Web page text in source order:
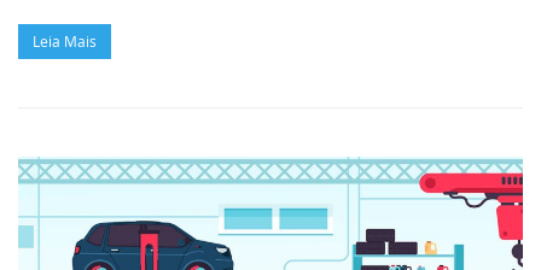
Leia Mais